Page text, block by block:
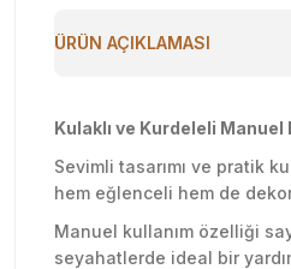
ÜRÜN AÇIKLAMASI
Kulaklı ve Kurdeleli Manuel
Sevimli tasarımı ve pratik
hem eğlenceli hem de
Manuel kullanım özelliği
seyahatlerde ideal bir